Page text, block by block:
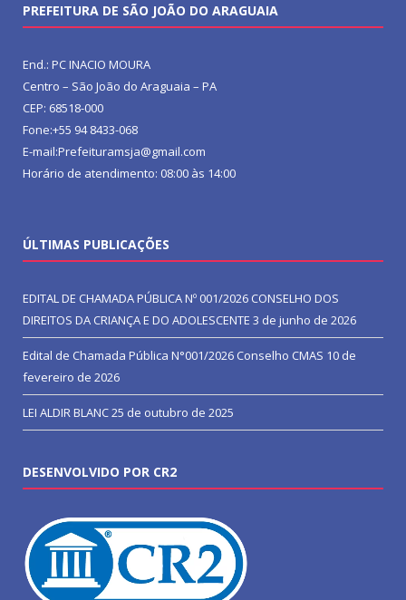
PREFEITURA DE SÃO JOÃO DO ARAGUAIA
End.: PC INACIO MOURA
Centro – São João do Araguaia – PA
CEP: 68518-000
Fone:+55 94 8433-068
E-mail:Prefeituramsja@gmail.com
Horário de atendimento: 08:00 às 14:00
ÚLTIMAS PUBLICAÇÕES
EDITAL DE CHAMADA PÚBLICA Nº 001/2026 CONSELHO DOS
DIREITOS DA CRIANÇA E DO ADOLESCENTE 3 de junho de 2026
Edital de Chamada Pública N°001/2026 Conselho CMAS 10 de
fevereiro de 2026
LEI ALDIR BLANC25 de outubro de 2025
DESENVOLVIDO POR CR2